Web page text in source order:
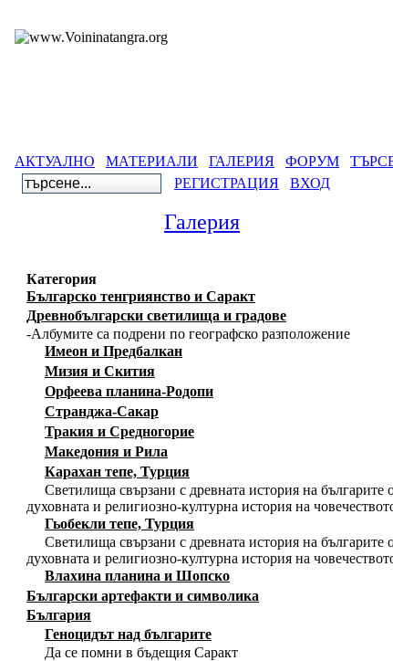
АКТУАЛНО МАТЕРИАЛИ ГАЛЕРИЯ ФОРУМ
РЕГИСТРАЦИЯ
ВХОД
Галерия
Категория
Българско тенгриянство и Саракт
Древнобългарски светилища и градове
-Албумите са подрени по географско разположение
Имеон и Предбалкан
Мизия и Скития
Орфеева планина-Родопи
Странджа-Сакар
Тракия и Средногорие
Македония и Рила
Карахан тепе, Турция
Светилища свързани с древната история на
духовната и религиозно-културна история на
Гьобекли тепе, Турция
Светилища свързани с древната история на
духовната и религиозно-културна история на
Влахина планина и Шопско
Български артефакти и символика
България
Геноцидът над българите
Да се помни в бъдещия Саракт